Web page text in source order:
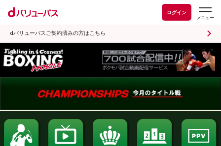
ログイン
dバリューパスご契約済みの方はこちら